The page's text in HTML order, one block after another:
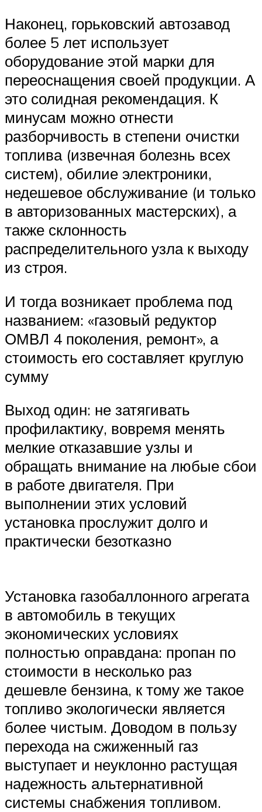
Наконец, горьковский автозавод
более 5 лет использует
оборудование этой марки для
переоснащения своей продукции. А
это солидная рекомендация. К
минусам можно отнести
разборчивость в степени очистки
топлива (извечная болезнь всех
систем), обилие электроники,
недешевое обслуживание (и только
в авторизованных мастерских), а
также склонность
распределительного узла к выходу
из строя.
И тогда возникает проблема под
названием: «газовый редуктор
ОМВЛ 4 поколения, ремонт», а
стоимость его составляет круглую
сумму
Выход один: не затягивать
профилактику, вовремя менять
мелкие отказавшие узлы и
обращать внимание на любые сбои
в работе двигателя. При
выполнении этих условий
установка прослужит долго и
практически безотказно
Установка газобаллонного агрегата
в автомобиль в текущих
экономических условиях
полностью оправдана: пропан по
стоимости в несколько раз
дешевле бензина, к тому же такое
топливо экологически является
более чистым. Доводом в пользу
перехода на сжиженный газ
выступает и неуклонно растущая
надежность альтернативной
системы снабжения топливом.